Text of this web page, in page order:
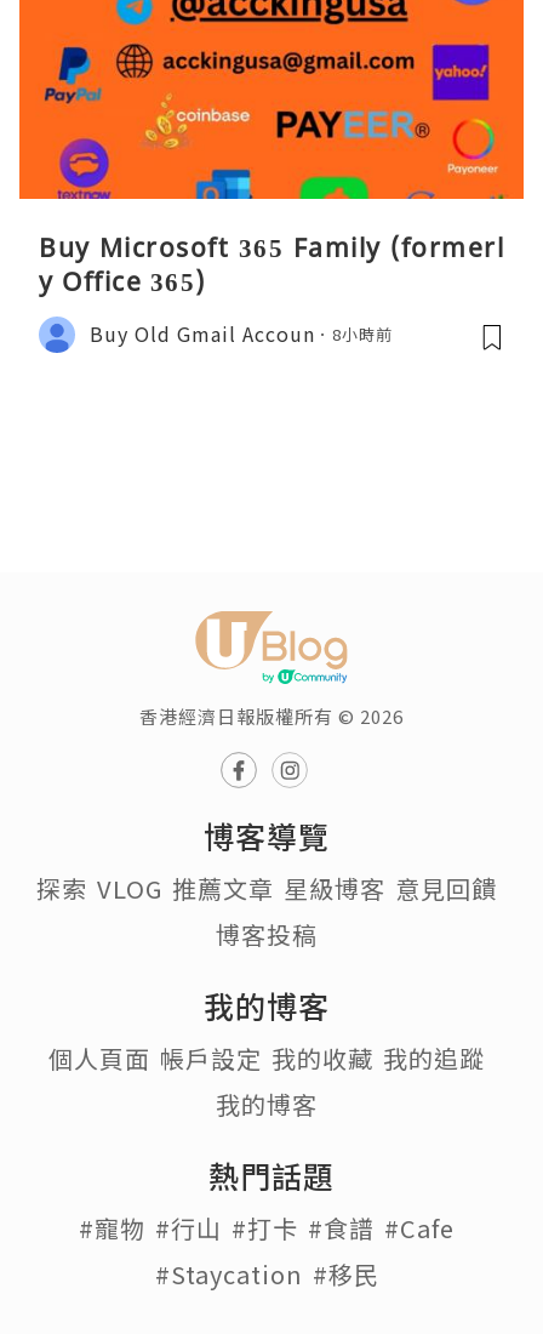
Buy Microsoft 365 Family (formerl
y Office 365)
Buy Old Gmail Accoun 8小時前
香港經濟日報版權所有 © 2026
博客導覽
探索 VLOG 推薦文章 星級博客 意見回饋
博客投稿
我的博客
個人頁面 帳戶設定 我的收藏 我的追蹤
我的博客
熱門話題
#寵物 #行山 #打卡 #食譜 #Cafe
#Staycation #移民